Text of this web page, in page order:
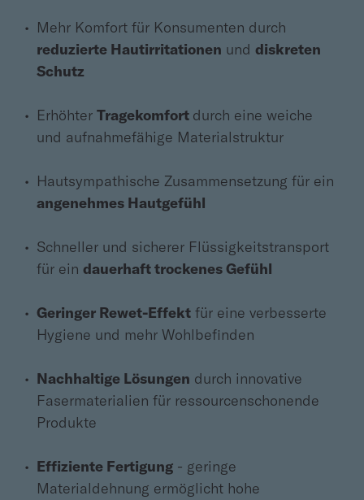
Mehr Komfort für Konsumenten durch
reduzierte Hautirritationen und diskreten
Schutz
Erhöhter Tragekomfort durch eine weiche
und aufnahmefähige Materialstruktur
Hautsympathische Zusammensetzung für ein
angenehmes Hautgefühl
Schneller und sicherer Flüssigkeitstransport
für ein dauerhaft trockenes Gefühl
Geringer Rewet-Effekt für eine verbesserte
Hygiene und mehr Wohlbefinden
Nachhaltige Lösungen durch innovative
Fasermaterialien für ressourcenschonende
Produkte
Effiziente Fertigung - geringe
Materialdehnung ermöglicht hohe